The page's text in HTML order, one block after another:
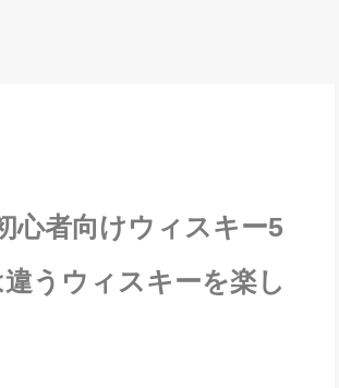
心者向けウィスキー5
うウィスキーを楽し